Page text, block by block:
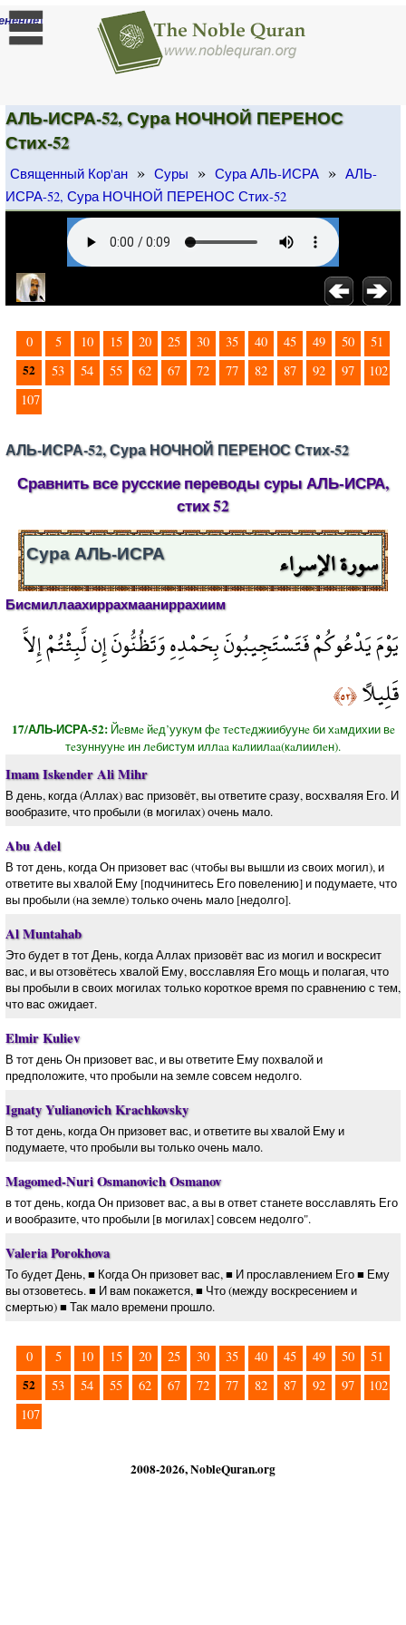
]
АЛЬ-ИСРА-52, Сура НОЧНОЙ ПЕРЕНОС
Стих-52
Священный Кор'ан » Суры » Сура АЛЬ-ИСРА » АЛЬ-
ИСРА-52, Сура НОЧНОЙ ПЕРЕНОС Стих-52
0 5 10 15 20 25 30 35 40 45 49 50 51
52 53 54 55 62 67 72 77 82 87 92 97
102
107
АЛЬ-ИСРА-52, Сура НОЧНОЙ ПЕРЕНОС Стих-52
Сравнить все русские переводы суры АЛЬ-ИСРА,
стих 52
سورة الإسراء Сура АЛЬ-ИСРА
Бисмиллаахиррахмааниррахиим
يَوْمَ يَدْعُوكُمْ فَتَسْتَجِيبُونَ بِحَمْدِهِ وَتَظُنُّونَ إِن لَّبِثْتُمْ إِلاَّ
قَلِيلاً﴿٥٢﴾
17/АЛЬ-ИСРА-52: Йeвмe йeд’уукум фe тeстeджиибуунe би хaмдихии вe
тeзуннуунe ин лeбистум иллaa кaлиилaa(кaлиилeн).
Imam Iskender Ali Mihr
В день, когда (Аллах) вас призовёт, вы ответите сразу, восхваляя Его. И
вообразите, что пробыли (в могилах) очень мало.
Abu Adel
В тот день, когда Он призовет вас (чтобы вы вышли из своих могил), и
ответите вы хвалой Ему [подчинитесь Его повелению] и подумаете, что
вы пробыли (на земле) только очень мало [недолго].
Al Muntahab
Это будет в тот День, когда Аллах призовёт вас из могил и воскресит
вас, и вы отзовётесь хвалой Ему, восславляя Его мощь и полагая, что
вы пробыли в своих могилах только короткое время по сравнению с тем,
что вас ожидает.
Elmir Kuliev
В тот день Он призовет вас, и вы ответите Ему похвалой и
предположите, что пробыли на земле совсем недолго.
Ignaty Yulianovich Krachkovsky
В тот день, когда Он призовет вас, и ответите вы хвалой Ему и
подумаете, что пробыли вы только очень мало.
Magomed-Nuri Osmanovich Osmanov
в тот день, когда Он призовет вас, а вы в ответ станете восславлять Его
и вообразите, что пробыли [в могилах] совсем недолго".
Valeria Porokhova
То будет День, ■ Когда Он призовет вас, ■ И прославлением Его ■ Ему
вы отзоветесь. ■ И вам покажется, ■ Что (между воскресением и
смертью) ■ Так мало времени прошло.
0 5 10 15 20 25 30 35 40 45 49 50 51
52 53 54 55 62 67 72 77 82 87 92 97
102
107
2008-2026, NobleQuran.org